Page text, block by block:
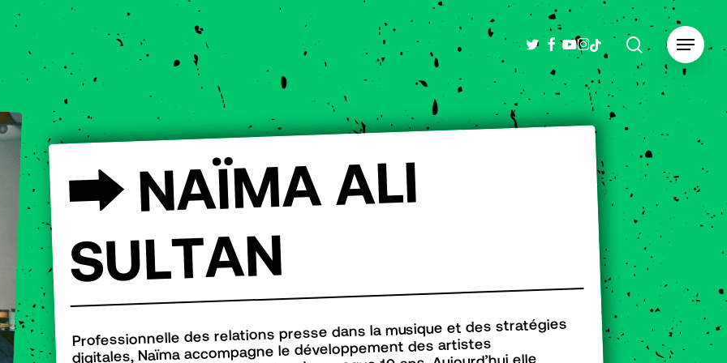
twitter
facebook
youtube
instagram
tiktok search
Menu
⮕ NAÏMA ALI
SULTAN
Professionnelle des relations presse dans la musique et des stratégies
digitales, Naïma accompagne le développement des artistes